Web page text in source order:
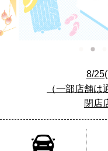
8/
（一部店舗は
閉店